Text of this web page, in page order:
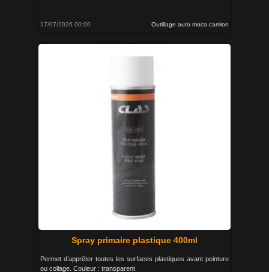
17/07/2026 00:00 Outillage auto moco camion
Spray primaire plastique 400ml
Permet d’apprêter toutes les surfaces plastiques avant peinture
ou collage. Couleur : transparent